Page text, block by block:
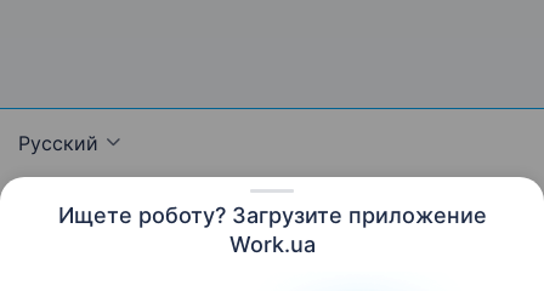
Ищете роботу? Загрузите приложение
Work.ua
Русский